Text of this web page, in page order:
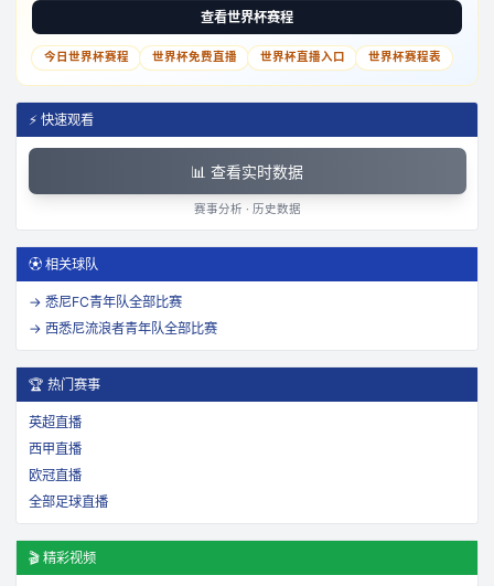
查看世界杯赛程
今日世界杯赛程 世界杯免费直播 世界杯直播入口 世界杯赛程表
⚡ 快速观看
📊 查看实时数据
赛事分析 · 历史数据
⚽ 相关球队
→ 悉尼FC青年队全部比赛
→ 西悉尼流浪者青年队全部比赛
🏆 热门赛事
英超直播
西甲直播
欧冠直播
全部足球直播
🎬 精彩视频